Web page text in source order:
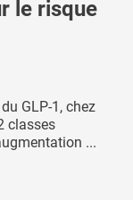
le risque
GLP-1, chez
classes
...